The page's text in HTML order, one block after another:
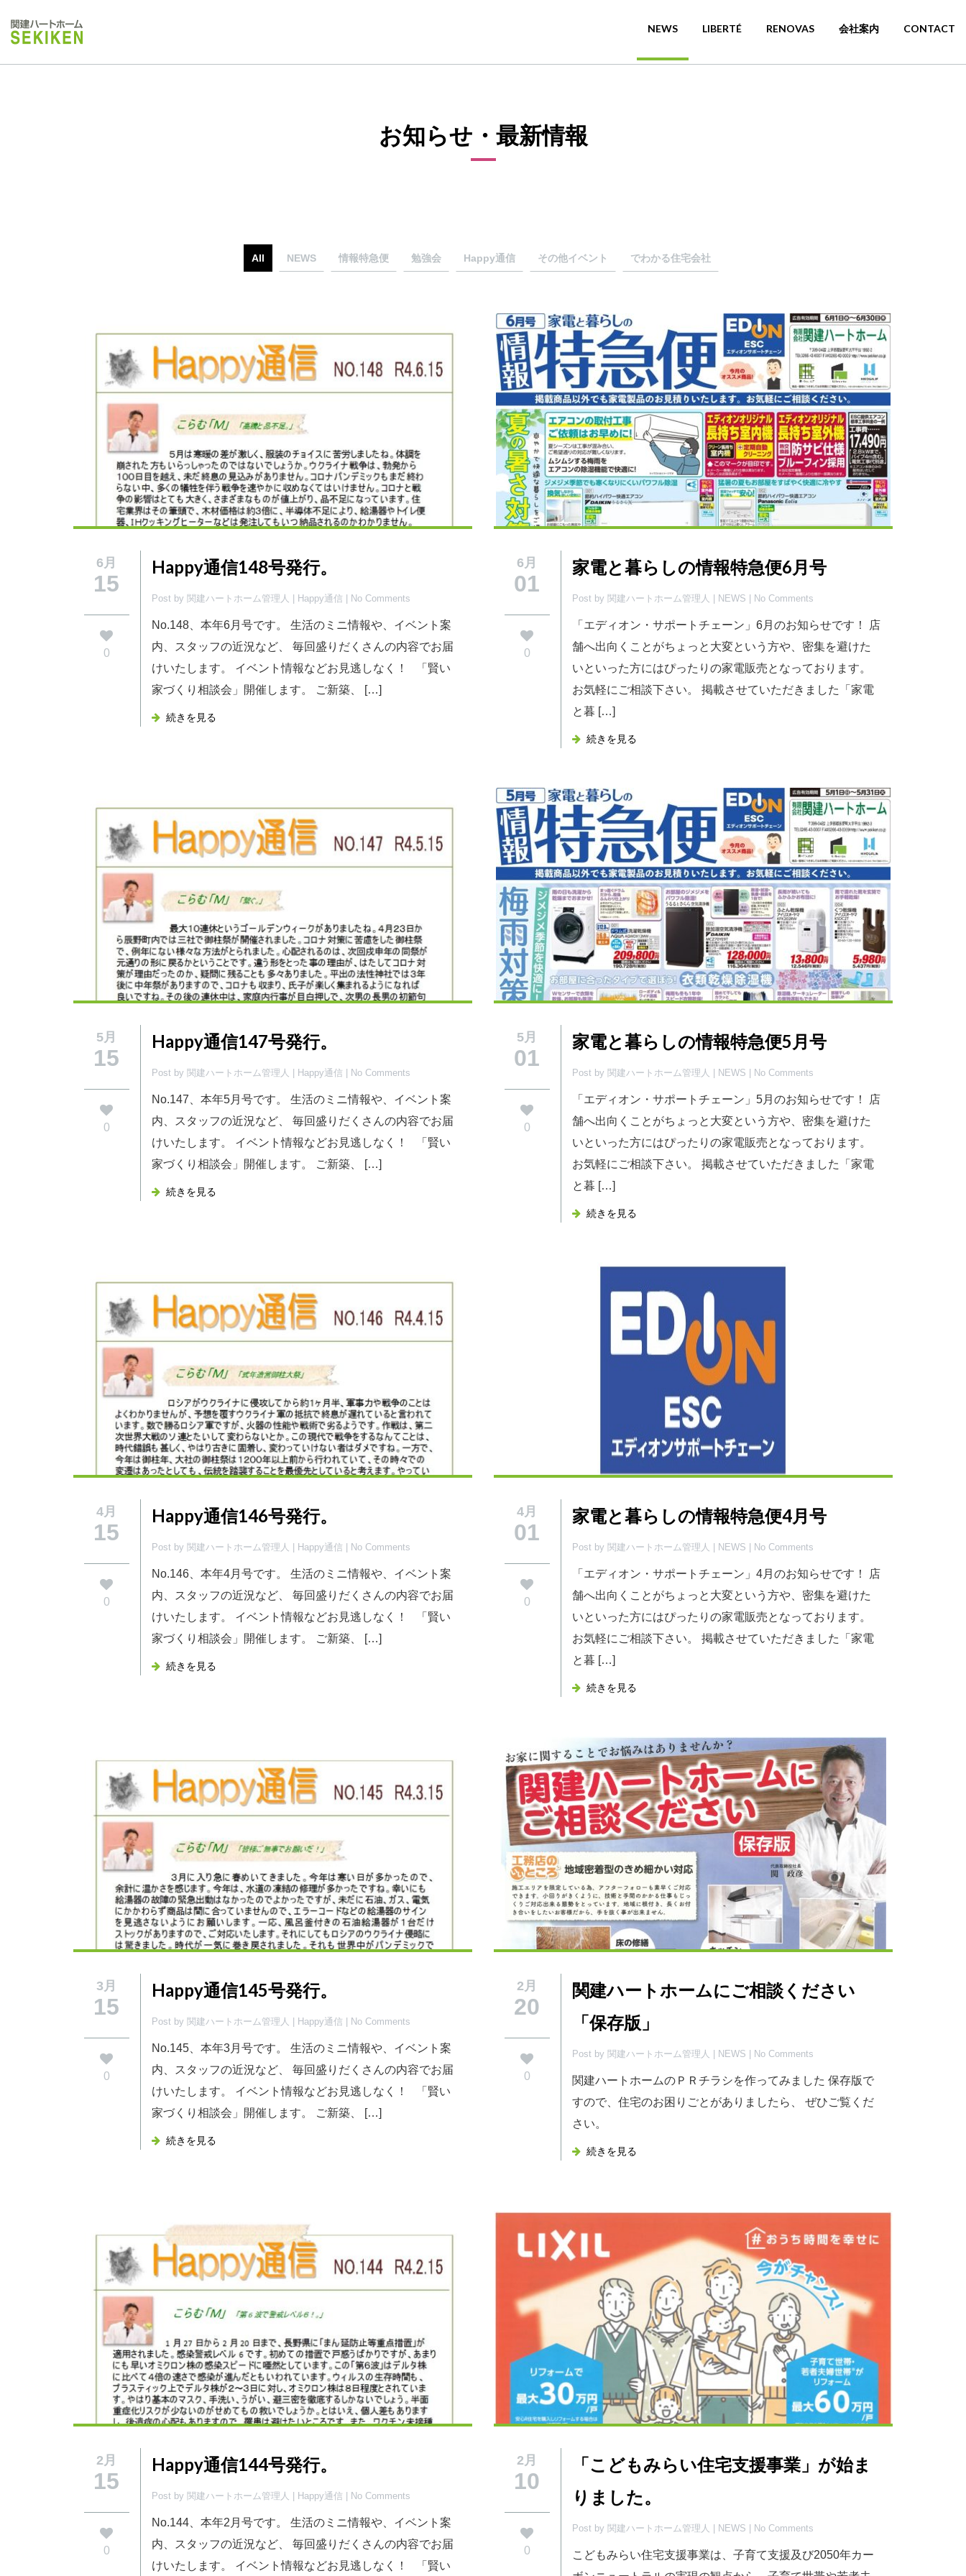
NEWS LIBERTÉ RENOVAS 会社案内 CONTACT
お知らせ・最新情報
All NEWS 情報特急便 勉強会 Happy通信 その他イベント でわかる住宅会社
6月
15
0
Happy通信148号発行。
Post by 関建ハートホーム管理人 | Happy通信 | No Comments
No.148、本年6月号です。 生活のミニ情報や、イベント案
内、スタッフの近況など、 毎回盛りだくさんの内容でお届
けいたします。 イベント情報などお見逃しなく！ 「賢い
家づくり相談会」開催します。 ご新築、 […]
続きを見る
6月
01
0
家電と暮らしの情報特急便6月号
Post by 関建ハートホーム管理人 | NEWS | No Comments
「エディオン・サポートチェーン」6月のお知らせです！ 店
舗へ出向くことがちょっと大変という方や、密集を避けた
いといった方にはぴったりの家電販売となっております。
お気軽にご相談下さい。 掲載させていただきました「家電
と暮 […]
続きを見る
5月
15
0
Happy通信147号発行。
Post by 関建ハートホーム管理人 | Happy通信 | No Comments
No.147、本年5月号です。 生活のミニ情報や、イベント案
内、スタッフの近況など、 毎回盛りだくさんの内容でお届
けいたします。 イベント情報などお見逃しなく！ 「賢い
家づくり相談会」開催します。 ご新築、 […]
続きを見る
5月
01
0
家電と暮らしの情報特急便5月号
Post by 関建ハートホーム管理人 | NEWS | No Comments
「エディオン・サポートチェーン」5月のお知らせです！ 店
舗へ出向くことがちょっと大変という方や、密集を避けた
いといった方にはぴったりの家電販売となっております。
お気軽にご相談下さい。 掲載させていただきました「家電
と暮 […]
続きを見る
4月
15
0
Happy通信146号発行。
Post by 関建ハートホーム管理人 | Happy通信 | No Comments
No.146、本年4月号です。 生活のミニ情報や、イベント案
内、スタッフの近況など、 毎回盛りだくさんの内容でお届
けいたします。 イベント情報などお見逃しなく！ 「賢い
家づくり相談会」開催します。 ご新築、 […]
続きを見る
4月
01
0
家電と暮らしの情報特急便4月号
Post by 関建ハートホーム管理人 | NEWS | No Comments
「エディオン・サポートチェーン」4月のお知らせです！ 店
舗へ出向くことがちょっと大変という方や、密集を避けた
いといった方にはぴったりの家電販売となっております。
お気軽にご相談下さい。 掲載させていただきました「家電
と暮 […]
続きを見る
3月
15
0
Happy通信145号発行。
Post by 関建ハートホーム管理人 | Happy通信 | No Comments
No.145、本年3月号です。 生活のミニ情報や、イベント案
内、スタッフの近況など、 毎回盛りだくさんの内容でお届
けいたします。 イベント情報などお見逃しなく！ 「賢い
家づくり相談会」開催します。 ご新築、 […]
続きを見る
2月
20
0
関建ハートホームにご相談ください
「保存版」
Post by 関建ハートホーム管理人 | NEWS | No Comments
関建ハートホームのＰＲチラシを作ってみました 保存版で
すので、住宅のお困りごとがありましたら、 ぜひご覧くだ
さい。
続きを見る
2月
15
0
Happy通信144号発行。
Post by 関建ハートホーム管理人 | Happy通信 | No Comments
No.144、本年2月号です。 生活のミニ情報や、イベント案
内、スタッフの近況など、 毎回盛りだくさんの内容でお届
けいたします。 イベント情報などお見逃しなく！ 「賢い
2月
10
0
「こどもみらい住宅支援事業」が始ま
りました。
Post by 関建ハートホーム管理人 | NEWS | No Comments
こどもみらい住宅支援事業は、子育て支援及び2050年カー